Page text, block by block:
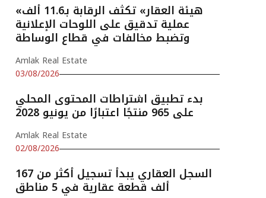
«هيئة العقار» تكثف الرقابة بـ11.6 ألف
عملية تدقيق على اللوحات الإعلانية
وتضبط مخالفات في قطاع الوساطة
Amlak Real Estate
03/08/2026
بدء تطبيق اشتراطات المحتوى المحلي
على 965 منتجًا اعتبارًا من يونيو 2028
Amlak Real Estate
02/08/2026
السجل العقاري يبدأ تسجيل أكثر من 167
ألف قطعة عقارية في 5 مناطق